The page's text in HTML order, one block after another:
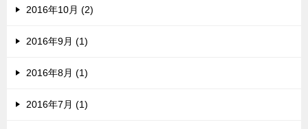
2016年10月 (2)
2016年9月 (1)
2016年8月 (1)
2016年7月 (1)